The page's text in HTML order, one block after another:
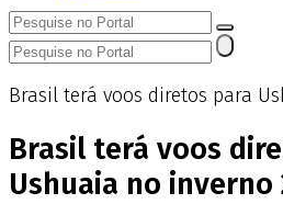
Brasil terá voos diretos para
Brasil terá voos
Ushuaia no inverno